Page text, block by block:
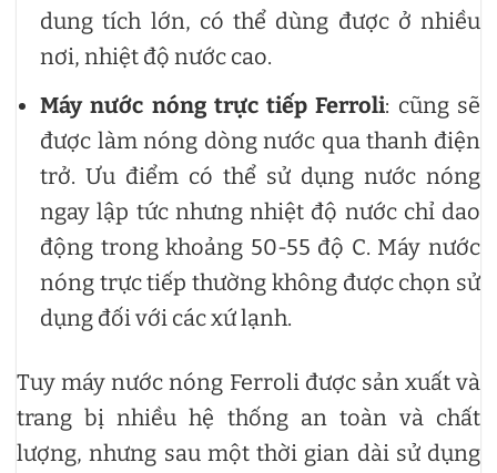
dung tích lớn, có thể dùng được ở nhiều
nơi, nhiệt độ nước cao.
Máy nước nóng trực tiếp Ferroli: cũng sẽ
được làm nóng dòng nước qua thanh điện
trở. Ưu điểm có thể sử dụng nước nóng
ngay lập tức nhưng nhiệt độ nước chỉ dao
động trong khoảng 50-55 độ C. Máy nước
nóng trực tiếp thường không được chọn sử
dụng đối với các xứ lạnh.
Tuy máy nước nóng Ferroli được sản xuất và
trang bị nhiều hệ thống an toàn và chất
lượng, nhưng sau một thời gian dài sử dụng